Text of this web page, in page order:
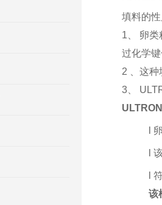
填料的
1 、 卵
过化学
2
、这
3、
该